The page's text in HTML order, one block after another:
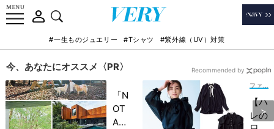
#一生ものジュエリー #Tシャツ #紫外線（UV）対策
今、あなたにオススメ〈PR〉
「N
OT
A
【ハ
レの
Recommended by